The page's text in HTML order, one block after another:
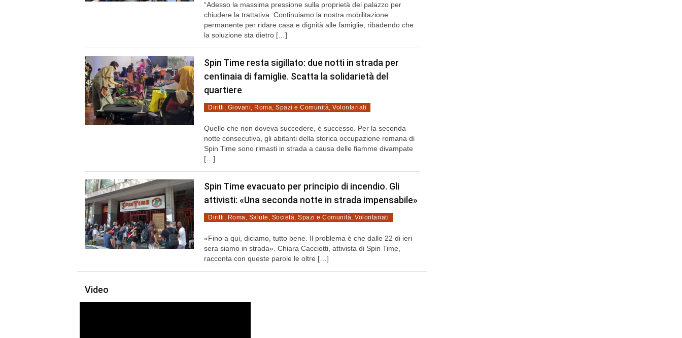
“Adesso la massima pressione sulla proprietà del palazzo per
chiudere la trattativa. Continuiamo la nostra mobilitazione
permanente per ridare casa e dignità alle famiglie, ribadendo che
la soluzione sta dietro […]
Spin Time resta sigillato: due notti in strada per
centinaia di famiglie. Scatta la solidarietà del
quartiere
Diritti , Giovani, Roma, Spazi e Comunità, Volontariati
Quello che non doveva succedere, è successo. Per la seconda
notte consecutiva, gli abitanti della storica occupazione romana di
Spin Time sono rimasti in strada a causa delle fiamme divampate
[…]
Spin Time evacuato per principio di incendio. Gli
attivisti: «Una seconda notte in strada impensabile»
Diritti , Roma, Salute , Società, Spazi e Comunità, Volontariati
«Fino a qui, diciamo, tutto bene. Il problema è che dalle 22 di ieri
sera siamo in strada». Chiara Cacciotti, attivista di Spin Time,
racconta con queste parole le oltre […]
Video